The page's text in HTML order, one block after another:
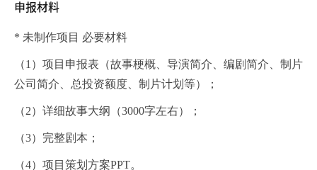
申报材料
* 未制作项目 必要材料
（1）项目申报表（故事梗概、导演简介、编剧简介、制片
公司简介、总投资额度、制片计划等）；
（2）详细故事大纲（3000字左右）；
（3）完整剧本；
（4）项目策划方案PPT。